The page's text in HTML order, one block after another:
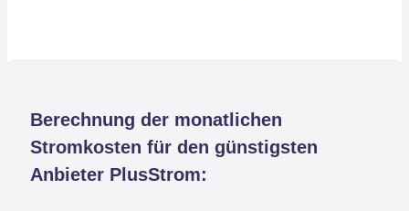
Berechnung der monatlichen
Stromkosten für den günstigsten
Anbieter PlusStrom: